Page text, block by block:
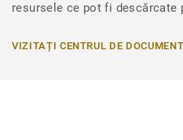
resursele ce pot fi descărcate
VIZITAȚI CENTRUL DE